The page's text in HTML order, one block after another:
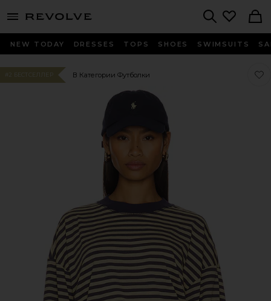
menu - shows more content
NEW TODAY DRESSES TOPS SHOES SWIMSUITS
#2 БЕСТСЕЛЛЕР В Категории Футболки